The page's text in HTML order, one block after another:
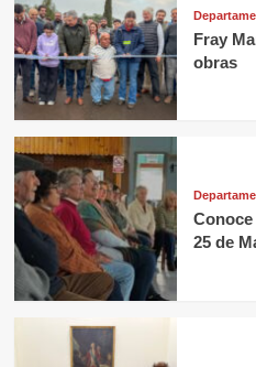
Fray
obras
25 de